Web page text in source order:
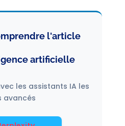
l'article
artificielle
les assistants IA les
avancés